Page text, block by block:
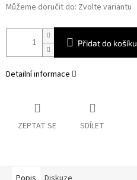
Můžeme doručit do: Zvolte variantu
Přidat do košíku
Detailní informace
ZEPTAT SE SDÍLET